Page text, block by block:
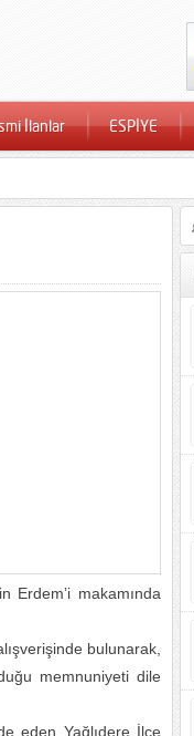
İlanlar ESPİYE
Erdem’i makamında
bulunarak,
memnuniyeti dile
eden Yağlıdere İlçe